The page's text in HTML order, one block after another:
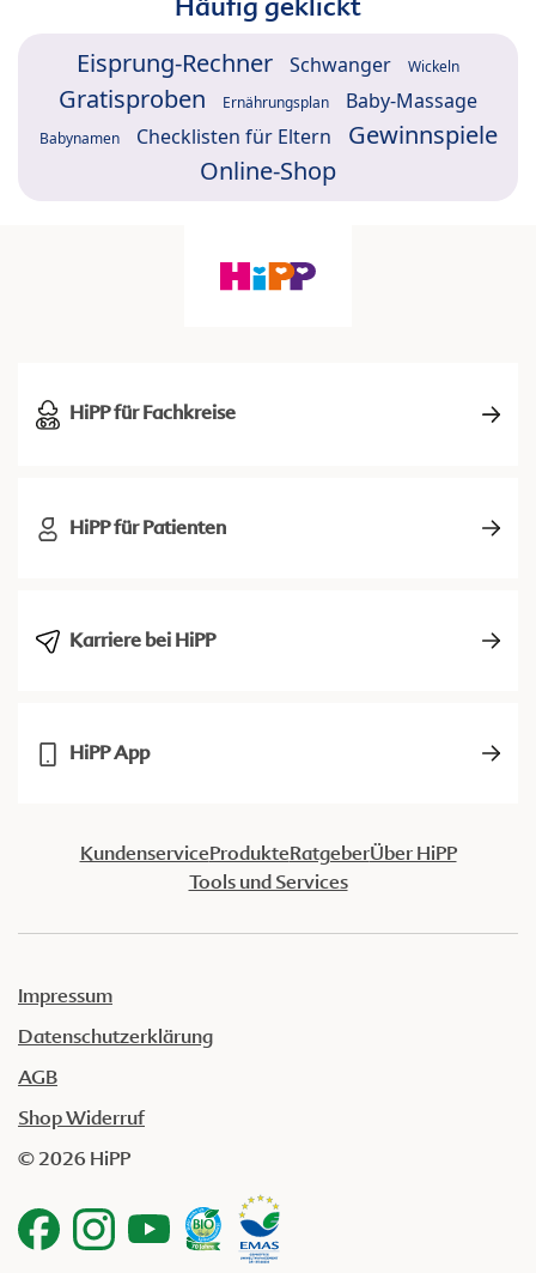
Eisprung-Rechner Schwanger Wickeln
Gratisproben Ernährungsplan Baby-Massage
Babynamen Checklisten für Eltern
Gewinnspiele
Online-Shop
HiPP für Fachkreise
HiPP für Patienten
Karriere bei HiPP
HiPP App
KundenserviceProdukteRatgeberÜber HiPP
Tools und Services
Impressum
Datenschutzerklärung
AGB
Shop Widerruf
© 2026 HiPP